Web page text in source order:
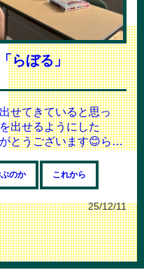
らぼる」
せてきていると思っ
出せるようにした
とうございます😊らぼ
のか これから
25/12/11